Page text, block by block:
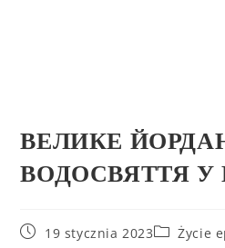
ВЕЛИКЕ
ВОДОСВЯТТЯ У
19 stycznia 2023 Życie